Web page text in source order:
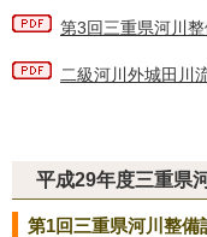
第3回三重県河川
二級河川外城田川
平成29年度三重県
第1回三重県河川整備